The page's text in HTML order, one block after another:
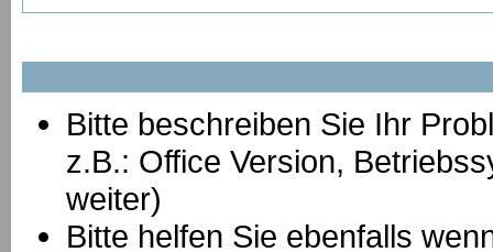
Bitte beschreiben Sie Ihr
z.B.: Office Version,
weiter)
Bitte helfen Sie ebenfalls